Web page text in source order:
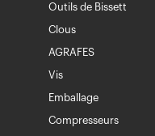
Outils de Bissett
Clous
AGRAFES
Vis
Emballage
Compresseurs